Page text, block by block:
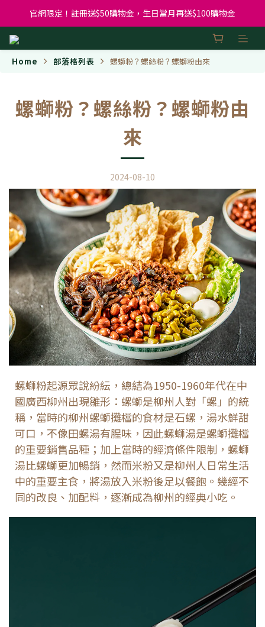
官網限定！註冊送$50購物金，生日當月再送$100購物金
Home 部落格列表 螺螄粉？螺絲粉？螺螄粉由來
螺螄粉？螺絲粉？螺螄粉由
來
2024-08-10
螺螄粉起源眾說紛紜，總結為1950-1960年代在中
國廣西柳州出現雛形：螺螄是柳州人對「螺」的統
稱，當時的柳州螺螄攤檔的食材是石螺，湯水鮮甜
可口，不像田螺湯有腥味，因此螺螄湯是螺螄攤檔
的重要銷售品種；加上當時的經濟條件限制，螺螄
湯比螺螄更加暢銷，然而米粉又是柳州人日常生活
中的重要主食，將湯放入米粉後足以餐飽。幾經不
同的改良、加配料，逐漸成為柳州的經典小吃。